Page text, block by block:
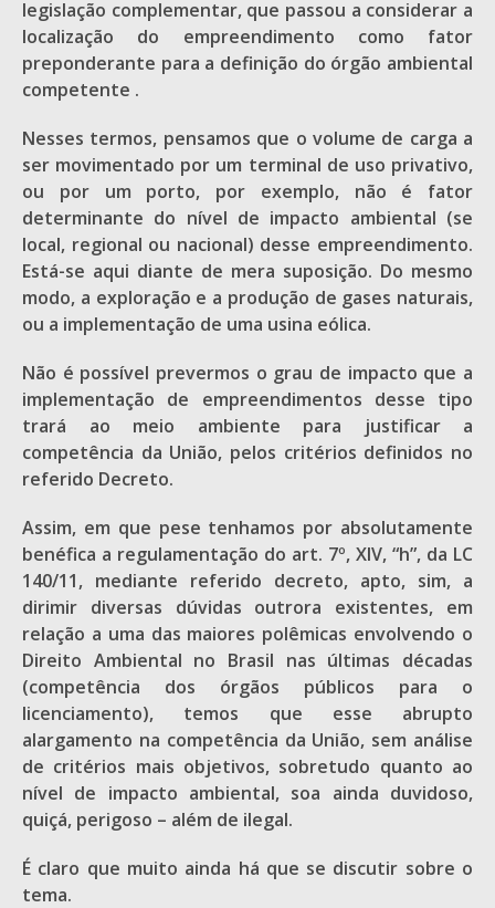
legislação complementar, que passou a considerar a
localização do empreendimento como fator
preponderante para a definição do órgão ambiental
competente .
Nesses termos, pensamos que o volume de carga a
ser movimentado por um terminal de uso privativo,
ou por um porto, por exemplo, não é fator
determinante do nível de impacto ambiental (se
local, regional ou nacional) desse empreendimento.
Está-se aqui diante de mera suposição. Do mesmo
modo, a exploração e a produção de gases naturais,
ou a implementação de uma usina eólica.
Não é possível prevermos o grau de impacto que a
implementação de empreendimentos desse tipo
trará ao meio ambiente para justificar a
competência da União, pelos critérios definidos no
referido Decreto.
Assim, em que pese tenhamos por absolutamente
benéfica a regulamentação do art. 7º, XIV, “h”, da LC
140/11, mediante referido decreto, apto, sim, a
dirimir diversas dúvidas outrora existentes, em
relação a uma das maiores polêmicas envolvendo o
Direito Ambiental no Brasil nas últimas décadas
(competência dos órgãos públicos para o
licenciamento), temos que esse abrupto
alargamento na competência da União, sem análise
de critérios mais objetivos, sobretudo quanto ao
nível de impacto ambiental, soa ainda duvidoso,
quiçá, perigoso – além de ilegal.
É claro que muito ainda há que se discutir sobre o
tema.